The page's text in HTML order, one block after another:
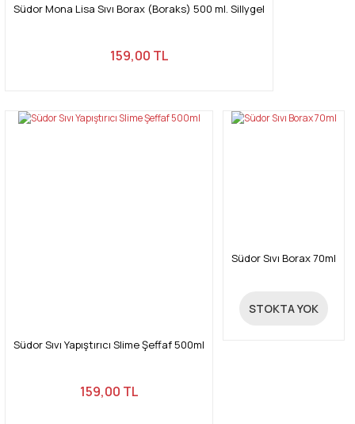
Südor Mona Lisa Sıvı Borax (Boraks) 500 ml. Sillygel
159,00 TL
Südor Sıvı Yapıştırıcı Slime Şeffaf 500ml
159,00 TL
Südor Sıvı Borax 70ml
20,00 TL
STOKTA YOK